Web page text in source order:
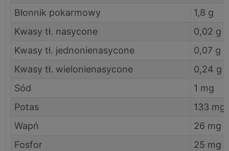
Błonnik pokarmowy
1,8 g
Kwasy tł. nasycone
0,02 g
Kwasy tł. jednonienasycone
0,07 g
Kwasy tł. wielonienasycone
0,24 g
Sód
1 mg
Potas
133 mg
Wapń
26 mg
Fosfor
25 mg